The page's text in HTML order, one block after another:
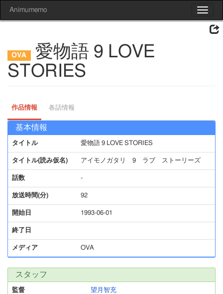
Toggle
Animumemo
愛物語 9 LOVE
STORIES
作品情報 各話情報
基本情報
タイトル 愛物語 9 LOVE STORIES
タイトル(読み仮名) アイモノガタリ 9 ラブ ストーリーズ
話数 -
放送時間(分) 92
開始日 1993-06-01
終了日
メディア OVA
スタッフ
監督 望月智充